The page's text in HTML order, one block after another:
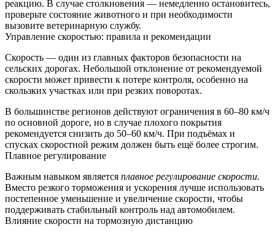
реакцию. В случае столкновения — немедленно остановитесь,
проверьте состояние животного и при необходимости
вызовите ветеринарную службу.
Управление скоростью: правила и рекомендации
Скорость — один из главных факторов безопасности на
сельских дорогах. Небольшой отклонение от рекомендуемой
скорости может привести к потере контроля, особенно на
скользких участках или при резких поворотах.
В большинстве регионов действуют ограничения в 60–80 км/ч
по основной дороге, но в случае плохого покрытия
рекомендуется снизить до 50–60 км/ч. При подъёмах и
спусках скоростной режим должен быть ещё более строгим.
Плавное регулирование
Важным навыком является плавное регулирование скорости.
Вместо резкого торможения и ускорения лучше использовать
постепенное уменьшение и увеличение скорости, чтобы
поддерживать стабильный контроль над автомобилем.
Влияние скорости на тормозную дистанцию